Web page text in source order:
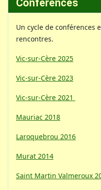
Conférences
Un cycle de conférences
rencontres.
Vic-sur-Cère 2025
Vic-sur-Cère 2023
Vic-sur-Cère 2021
Mauriac 2018
Laroquebrou 2016
Murat 2014
Saint Martin Valmeroux